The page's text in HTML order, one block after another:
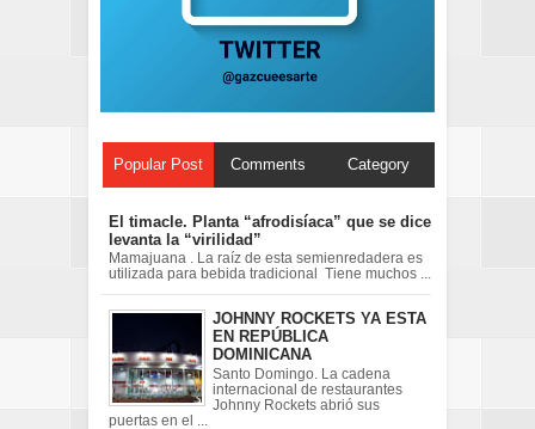
Popular Post Comments Category
El timacle. Planta “afrodisíaca” que se dice
levanta la “virilidad”
Mamajuana . La raíz de esta semienredadera es
utilizada para bebida tradicional Tiene muchos ...
JOHNNY ROCKETS YA ESTA
EN REPÚBLICA
DOMINICANA
Santo Domingo. La cadena
internacional de restaurantes
Johnny Rockets abrió sus
puertas en el ...